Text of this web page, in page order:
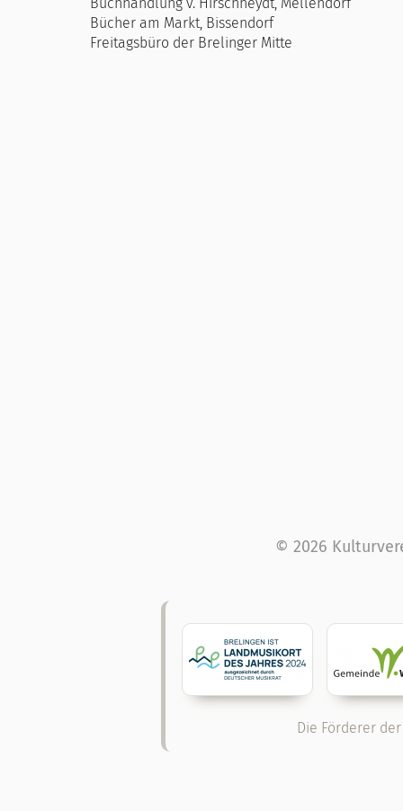
Bücher am Markt, Bissendorf
Freitagsbüro der Brelinger Mitte
© 2026
Die Förderer